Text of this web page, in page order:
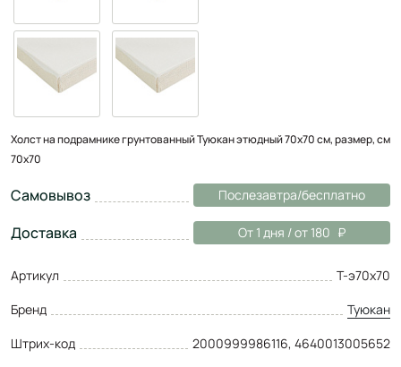
Холст на подрамнике грунтованный Туюкан этюдный 70x70 см, размер, см
70x70
Самовывоз Послезавтра/бесплатно
Доставка От 1 дня / от 180
Артикул
Т-э70х70
Бренд
Туюкан
Штрих-код
2000999986116, 4640013005652